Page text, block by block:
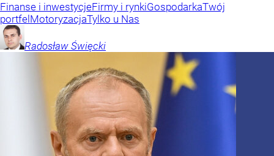
Finanse i inwestycjeFirmy i rynkiGospodarkaTwój
portfel MotoryzacjaTylko u Nas
Radosław Święcki